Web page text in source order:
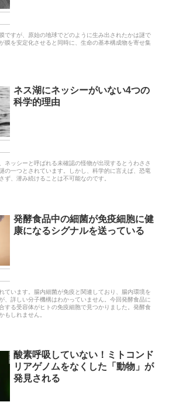
ですが、原始の地球でどのように生み出されたかは謎で
膜を安定化させると同時に、生命の基本構成物を寄せ集
ネス湖にネッシーがいない4つの
科学的理由
ネッシーと呼ばれる未確認の怪物が出現するとうわささ
の一つとされています。しかし、科学的に言えば、恐竜
ず、潜み続けることは不可能なのです。
発酵食品中の細菌が免疫細胞に健
康になるシグナルを送っている
ています。腸内細菌が免疫と関連しており、腸内環境を
、詳しい分子機構はわかっていません。今回発酵食品に
する受容体がヒトの免疫細胞で見つかりました。発酵食
もしれません。
酸素呼吸していない！ミトコンド
リアゲノムをなくした「動物」が
発見される